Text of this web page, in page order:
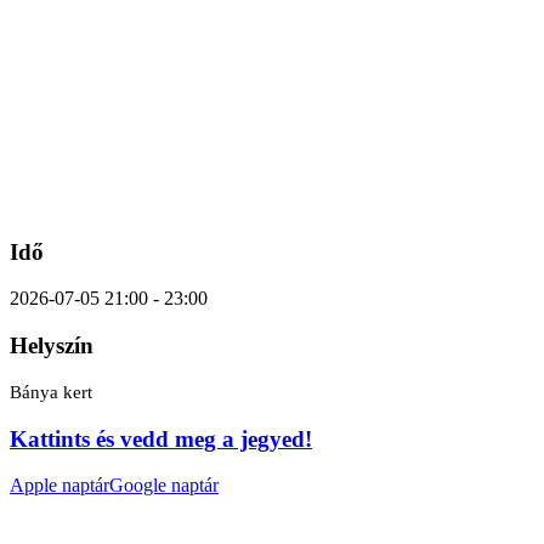
Idő
2026-07-05 21:00 - 23:00
Helyszín
Bánya kert
Kattints és vedd meg a jegyed!
Apple naptárGoogle naptár